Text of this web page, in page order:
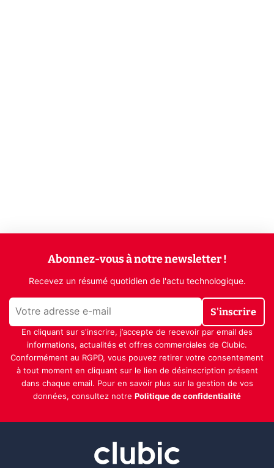
Abonnez-vous à notre newsletter !
Recevez un résumé quotidien de l'actu technologique.
S'inscrire
En cliquant sur s'inscrire, j’accepte de recevoir par email des
informations, actualités et offres commerciales de Clubic.
Conformément au RGPD, vous pouvez retirer votre consentement
à tout moment en cliquant sur le lien de désinscription présent
dans chaque email. Pour en savoir plus sur la gestion de vos
données, consultez notre Politique de confidentialité